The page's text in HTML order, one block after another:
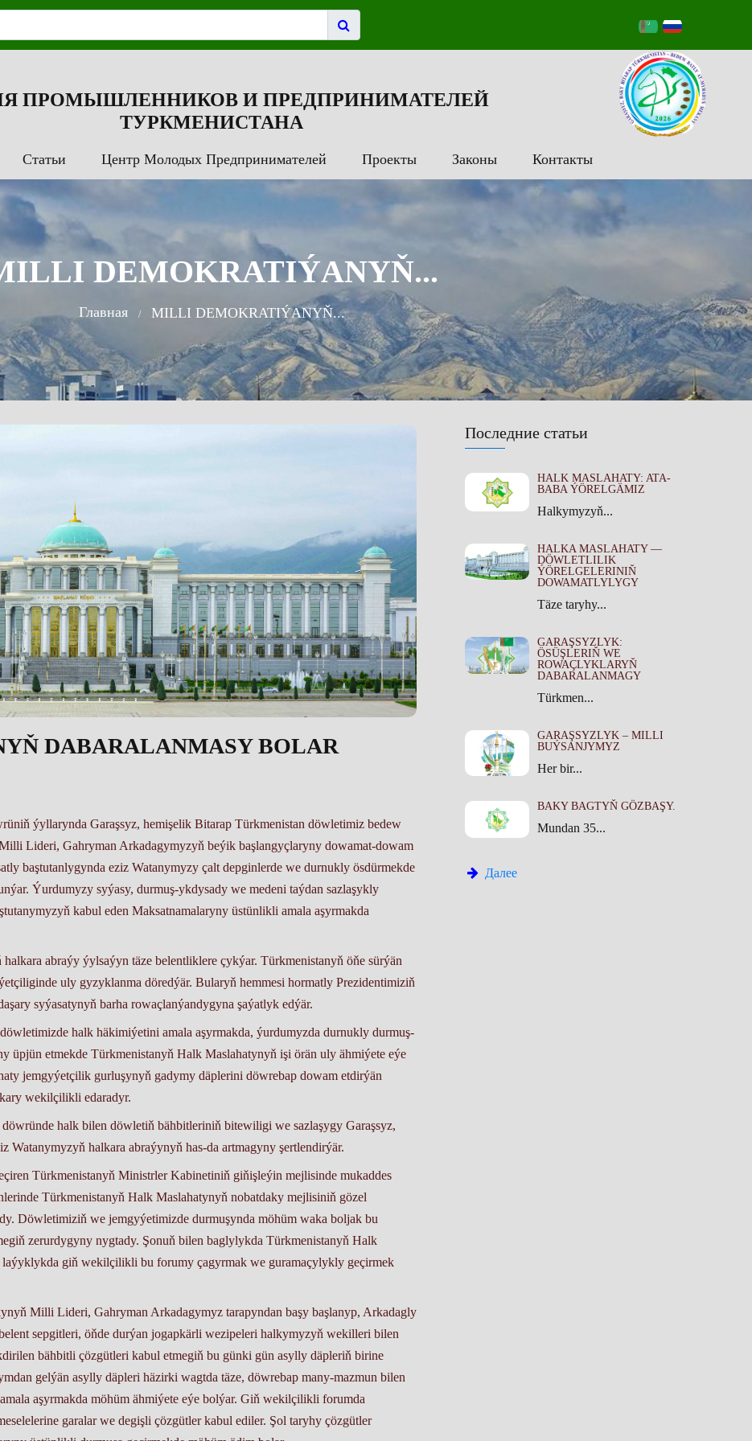
ПРОМЫШЛЕННИКОВ И ПРЕДПРИНИМАТЕЛЕЙ
ТУРКМЕНИСТАНА
Статьи Центр Молодых Предпринимателей Проекты Законы Контакты
DEMOKRATIÝANYŇ...
Главная MILLI DEMOKRATIÝANYŇ...
Последние статьи
HALK MASLAHATY: ATA-
BABA ÝÖRELGÄMIZ
Halkymyzyň...
HALKA MASLAHATY —
DÖWLETLILIK
ÝÖRELGELERINIŇ
DOWAMATLYLYGY
Täze taryhy...
GARAŞSYZLYK:
ÖSÜŞLERIŇ WE
ROWAÇLYKLARYŇ
DABARALANMAGY
Türkmen...
GARAŞSYZLYK – MILLI
BUÝSANJYMYZ
Her bir...
BAKY BAGTYŇ GÖZBAŞY.
Mundan 35...
Далее
DABARALANMASY BOLAR
ýyllarynda Garaşsyz, hemişelik Bitarap Türkmenistan döwletimiz bedew
Lideri, Gahryman Arkadagymyzyň beýik başlangyçlaryny dowamat-dowam
baştutanlygynda eziz Watanymyzy çalt depginlerde we durnukly ösdürmekde
Ýurdumyzy syýasy, durmuş-ykdysady we medeni taýdan sazlaşykly
kabul eden Maksatnamalaryny üstünlikli amala aşyrmakda
abraýy ýylsaýyn täze belentliklere çykýar. Türkmenistanyň öňe sürýän
uly gyzyklanma döredýär. Bularyň hemmesi hormatly Prezidentimiziň
syýasatynyň barha rowaçlanýandygyna şaýatlyk edýär.
halk häkimiýetini amala aşyrmakda, ýurdumyzda durnukly durmuş-
üpjün etmekde Türkmenistanyň Halk Maslahatynyň işi örän uly ähmiýete eýe
jemgyýetçilik gurluşynyň gadymy däplerini döwrebap dowam etdirýän
wekilçilikli edaradyr.
halk bilen döwletiň bähbitleriniň bitewiligi we sazlaşygy Garaşsyz,
halkara abraýynyň has-da artmagyny şertlendirýär.
Türkmenistanyň Ministrler Kabinetiniň giňişleýin mejlisinde mukaddes
Türkmenistanyň Halk Maslahatynyň nobatdaky mejlisiniň gözel
Döwletimiziň we jemgyýetimizde durmuşynda möhüm waka boljak bu
zerurdygyny nygtady. Şonuň bilen baglylykda Türkmenistanyň Halk
giň wekilçilikli bu forumy çagyrmak we guramaçylykly geçirmek
Milli Lideri, Gahryman Arkadagymyz tarapyndan başy başlanyp, Arkadagly
sepgitleri, öňde durýan jogapkärli wezipeleri halkymyzyň wekilleri bilen
bähbitli çözgütleri kabul etmegiň bu günki gün asylly däpleriň birine
gelýän asylly däpleri häzirki wagtda täze, döwrebap many-mazmun bilen
aşyrmakda möhüm ähmiýete eýe bolýar. Giň wekilçilikli forumda
garalar we degişli çözgütler kabul ediler. Şol taryhy çözgütler